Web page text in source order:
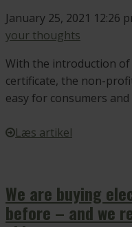
January 25, 2021 12:26
your thoughts
With the introduction
certificate, the non-
easy for consumers and
Læs artikel
We are buying
before – and we